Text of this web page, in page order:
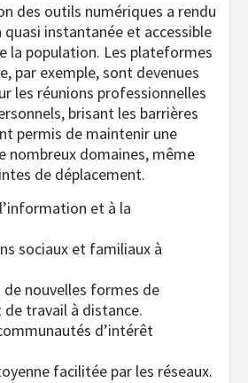
des outils numériques a rendu
instantanée et accessible
la population. Les plateformes
par exemple, sont devenues
les réunions professionnelles
brisant les barrières
permis de maintenir une
nombreux domaines, même
de déplacement.
et à la
sociaux et familiaux à
de nouvelles formes de
travail à distance.
d’intérêt
facilitée par les réseaux.